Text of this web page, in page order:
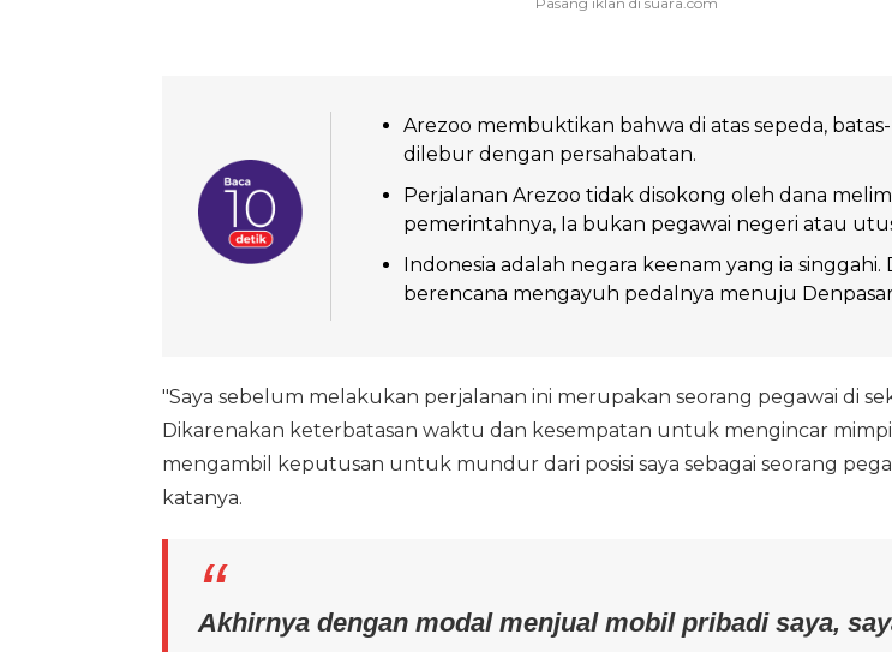
Arezoo membuktikan bahwa di atas sepeda,
dilebur dengan persahabatan.
Perjalanan Arezoo tidak disokong oleh dana
pemerintahnya, Ia bukan pegawai negeri atau
Indonesia adalah negara keenam yang ia singgahi.
berencana mengayuh pedalnya menuju
"Saya sebelum melakukan perjalanan ini merupakan seorang pegawai di
Dikarenakan keterbatasan waktu dan kesempatan untuk mengincar mimpi
mengambil keputusan untuk mundur dari posisi saya sebagai seorang
katanya.
Akhirnya dengan modal menjual mobil pribadi saya,